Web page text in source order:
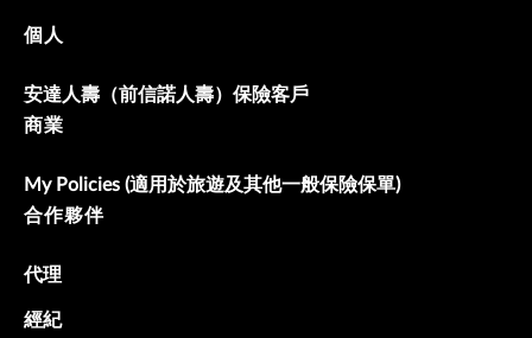
個人
安達人壽（前信諾人壽）保險客戶
商業
My Policies (適用於旅遊及其他一般保險保單)
合作夥伴
代理
經紀